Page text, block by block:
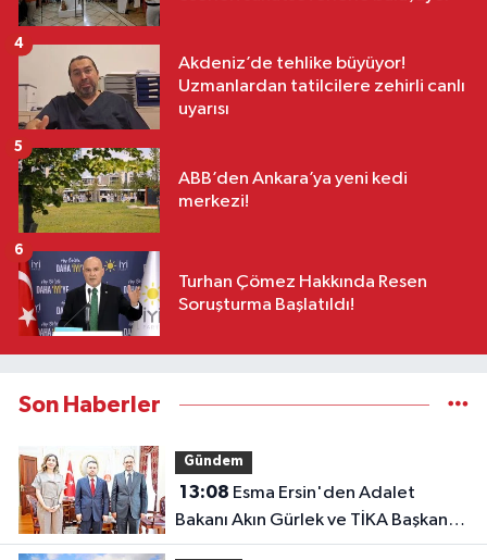
Akdeniz’de tehlike büyüyor!
Uzmanlardan tatilcilere zehirli canlı
uyarısı
4
ABB’den Ankara’ya yeni kedi
merkezi!
5
Turhan Çömez Hakkında Resen
Soruşturma Başlatıldı!
6
Son Haberler
Gündem
13:08
Bakanı Akın Gürlek ve TİKA Başkanı
Abdullah Eren'e ziyaret